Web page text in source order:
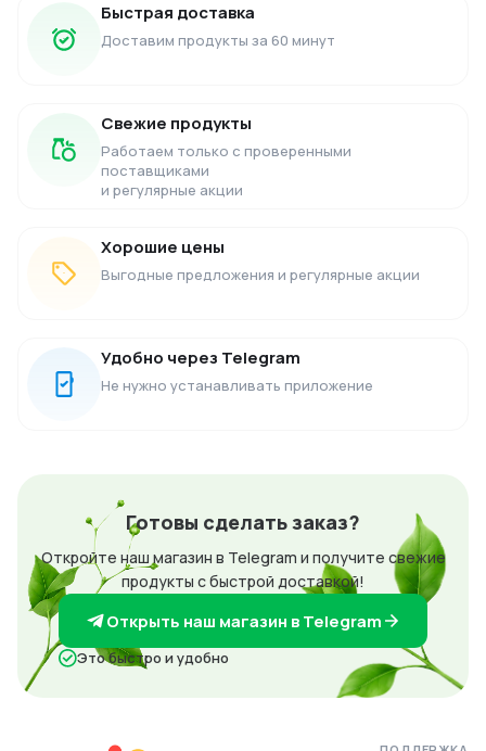
Быстрая доставка
Доставим продукты за 60 минут
Свежие продукты
Работаем только с проверенными
поставщиками
и регулярные акции
Хорошие цены
Выгодные предложения и регулярные акции
Удобно через Telegram
Не нужно устанавливать приложение
Готовы сделать заказ?
Откройте наш магазин в Telegram и получите свежие
продукты с быстрой доставкой!
Открыть наш магазин в Telegram
Это быстро и удобно